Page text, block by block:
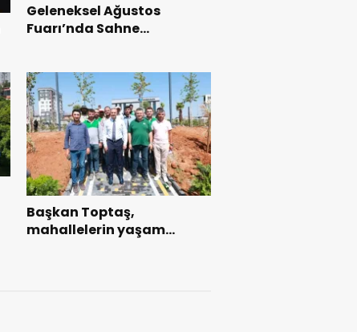
Geleneksel Ağustos
Fuarı’nda Sahne
Başkan Toptaş,
mahallelerin yaşam